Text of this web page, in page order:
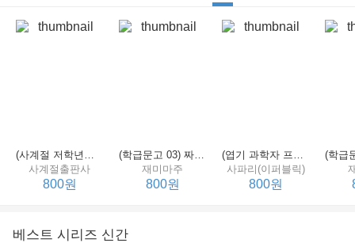
(사계절 저학년문고 21) 선생님은 모르는 게 너무 많아
사계절출판사
800원
(학급문고 03) 짜장 짬뽕 탕수육
재미마주
800원
(엽기 과학자 프래니 01) 도시락 괴물이 나타났다
사파리(이퍼블릭)
800원
베스트 시리즈 신간